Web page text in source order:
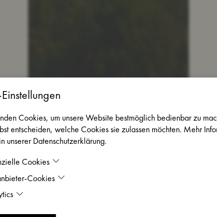
Cookies, um unsere Website bestmöglich bedienbar zu
entscheiden, welche Cookies sie zulassen möchten. Mehr
unserer Datenschutzerklärung.
Cookies
Cookies sind notwendig, um unsere Website fehlerfrei bedienen zu
Cookies
Cookies werden benötigt, um Drittanbieter-Erweiterungen wie z.B.